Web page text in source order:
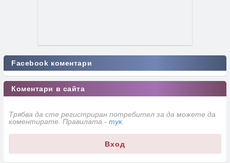
Facebook коментари
Коментари в сайта
Трябва да сте регистриран потребител за да можете да
коментирате. Правилата - тук
Вход